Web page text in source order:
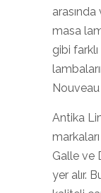
masa
gibi
Nouveau
Antika
Galle ve
yer alır.